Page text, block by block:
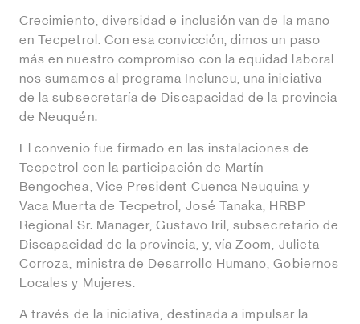
Crecimiento, diversidad e inclusión van de la mano
en Tecpetrol. Con esa convicción, dimos un paso
más en nuestro compromiso con la equidad laboral:
nos sumamos al programa Incluneu, una iniciativa
de la subsecretaría de Discapacidad de la provincia
de Neuquén.
El convenio fue firmado en las instalaciones de
Tecpetrol con la participación de Martín
Bengochea, Vice President Cuenca Neuquina y
Vaca Muerta de Tecpetrol, José Tanaka, HRBP
Regional Sr. Manager, Gustavo Iril, subsecretario de
Discapacidad de la provincia, y, vía Zoom, Julieta
Corroza, ministra de Desarrollo Humano, Gobiernos
Locales y Mujeres.
A través de la iniciativa, destinada a impulsar la